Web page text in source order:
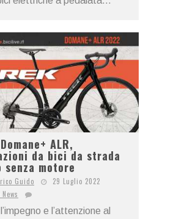
ALR,
da bici da strada
senza motore
Guido
29 Luglio 2022
e l’attenzione al